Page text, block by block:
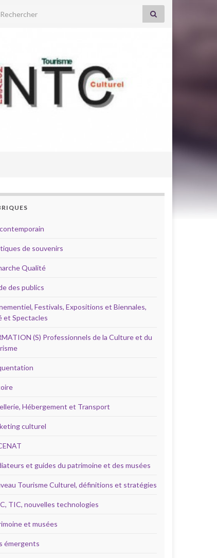
for:
de souvenirs
Qualité
des publics
Festivals, Expositions et Biennales,
et Spectacles
(S) Professionnels de la Culture et du
Hébergement et Transport
culturel
et guides du patrimoine et des musées
Tourisme Culturel, définitions et stratégies
TIC, nouvelles technologies
et musées
émergents